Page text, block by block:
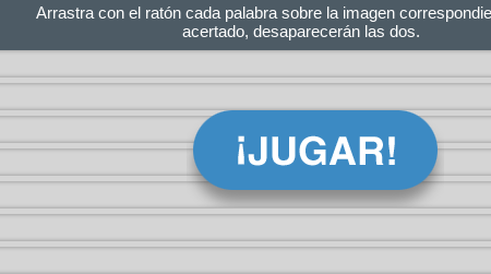
Arrastra con el ratón cada palabra sobre la imagen
acertado, desaparecerán las dos.